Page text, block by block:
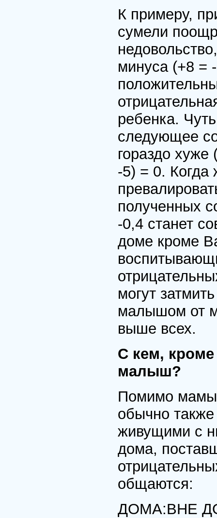
К примеру,
сумели
минуса (+8 =
ребенка.
следующее
гораздо хуже
-5) = 0. Когда
полученных
-0,4 станет
доме кроме
могут
малышом от
выше всех.
С кем,
малыш?
Помимо мамы
обычно
живущими с
дома,
общаются:
ДОМА:ВНЕ